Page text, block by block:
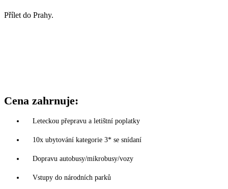
Přílet do Prahy.
Cena zahrnuje:
Leteckou přepravu a letištní poplatky
10x ubytování kategorie 3* se snídaní
Dopravu autobusy/mikrobusy/vozy
Vstupy do národních parků